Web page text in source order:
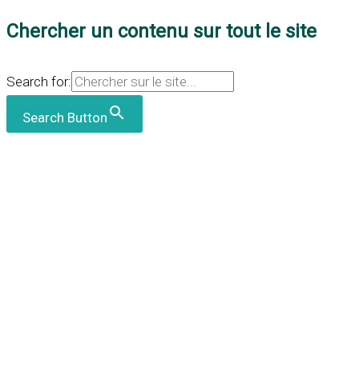
Chercher un contenu sur tout le site
Search for:
Search Button